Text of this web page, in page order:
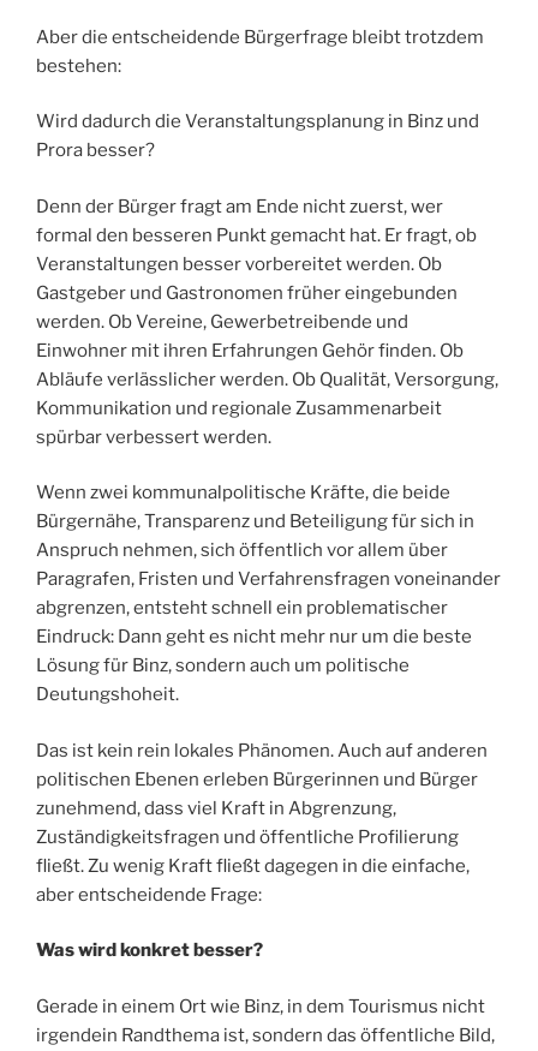
Aber die entscheidende Bürgerfrage bleibt trotzdem
bestehen:
Wird dadurch die Veranstaltungsplanung in Binz und
Prora besser?
Denn der Bürger fragt am Ende nicht zuerst, wer
formal den besseren Punkt gemacht hat. Er fragt, ob
Veranstaltungen besser vorbereitet werden. Ob
Gastgeber und Gastronomen früher eingebunden
werden. Ob Vereine, Gewerbetreibende und
Einwohner mit ihren Erfahrungen Gehör finden. Ob
Abläufe verlässlicher werden. Ob Qualität, Versorgung,
Kommunikation und regionale Zusammenarbeit
spürbar verbessert werden.
Wenn zwei kommunalpolitische Kräfte, die beide
Bürgernähe, Transparenz und Beteiligung für sich in
Anspruch nehmen, sich öffentlich vor allem über
Paragrafen, Fristen und Verfahrensfragen voneinander
abgrenzen, entsteht schnell ein problematischer
Eindruck: Dann geht es nicht mehr nur um die beste
Lösung für Binz, sondern auch um politische
Deutungshoheit.
Das ist kein rein lokales Phänomen. Auch auf anderen
politischen Ebenen erleben Bürgerinnen und Bürger
zunehmend, dass viel Kraft in Abgrenzung,
Zuständigkeitsfragen und öffentliche Profilierung
fließt. Zu wenig Kraft fließt dagegen in die einfache,
aber entscheidende Frage:
Was wird konkret besser?
Gerade in einem Ort wie Binz, in dem Tourismus nicht
irgendein Randthema ist, sondern das öffentliche Bild,